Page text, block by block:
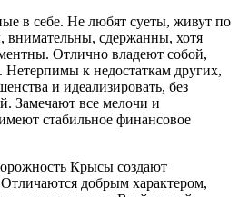
в себе. Не любят суеты, живут по
сдержанны, хотя
Отлично владеют собой,
к недостаткам других,
и идеализировать, без
Замечают все мелочи и
стабильное финансовое
Крысы создают
добрым характером,